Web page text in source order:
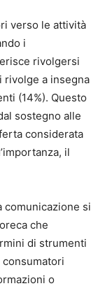
verso le attività
i
rivolgersi
rivolge a insegna
(14%). Questo
sostegno alle
considerata
il
comunicazione si
che
di strumenti
o